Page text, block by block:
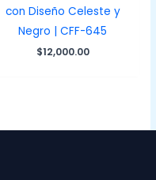
con Diseño Celeste y
Negro | CFF-645
$12,000.00